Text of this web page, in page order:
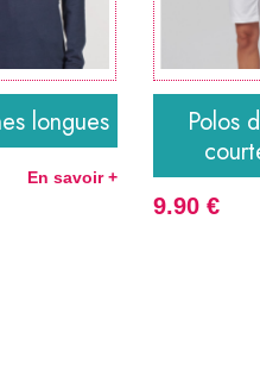
longues
En savoir +
Polos
9.90 €